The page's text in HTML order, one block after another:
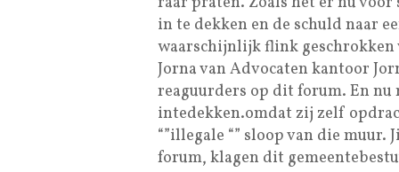
in te dekken en de schuld naar
waarschijnlijk flink geschrokken
Jorna van Advocaten kantoor
reaguurders op dit forum. En
intedekken.omdat zij zelf
“”illegale “” sloop van die
forum, klagen dit